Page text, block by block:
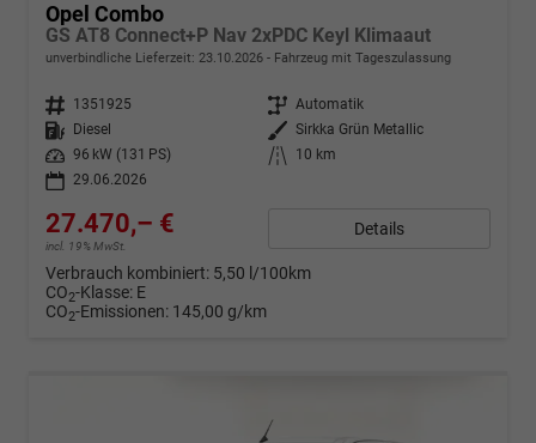
Opel Combo
GS AT8 Connect+P Nav 2xPDC Keyl Klimaaut
unverbindliche Lieferzeit: 23.10.2026 Fahrzeug mit Tageszulassung
Fahrzeugnr. 1351925 Getriebe Automatik
Kraftstoff
Diesel Außenfarbe Sirkka Grün Metallic
Leistung
96 kW (131 PS) Kilometerstand
10 km
29.06.2026
27.470,– €
incl. 19% MwSt.
Details
Verbrauch kombiniert: 5,50 l/100km
CO2-Klasse: E
CO2-Emissionen: 145,00 g/km